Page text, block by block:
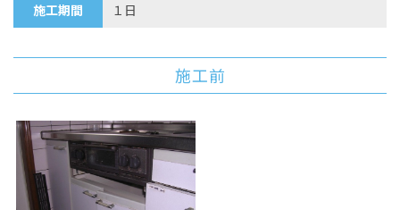
施工期間 １日
施工前